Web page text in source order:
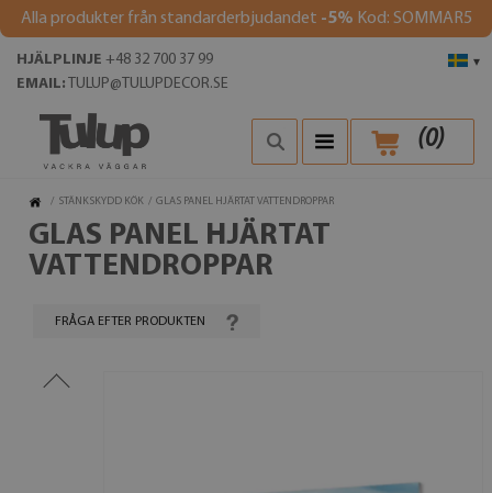
Alla produkter från standarderbjudandet -5% Kod: SOMMAR5
▾
HJÄLPLINJE +48 32 700 37 99
EMAIL: TULUP@TULUPDECOR.SE
(0)
/ STÄNKSKYDD KÖK / GLAS PANEL HJÄRTAT VATTENDROPPAR
GLAS PANEL HJÄRTAT
VATTENDROPPAR
FRÅGA EFTER PRODUKTEN